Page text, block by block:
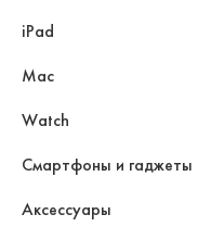
iPad
Mac
Watch
Смартфоны и гаджеты
Аксессуары